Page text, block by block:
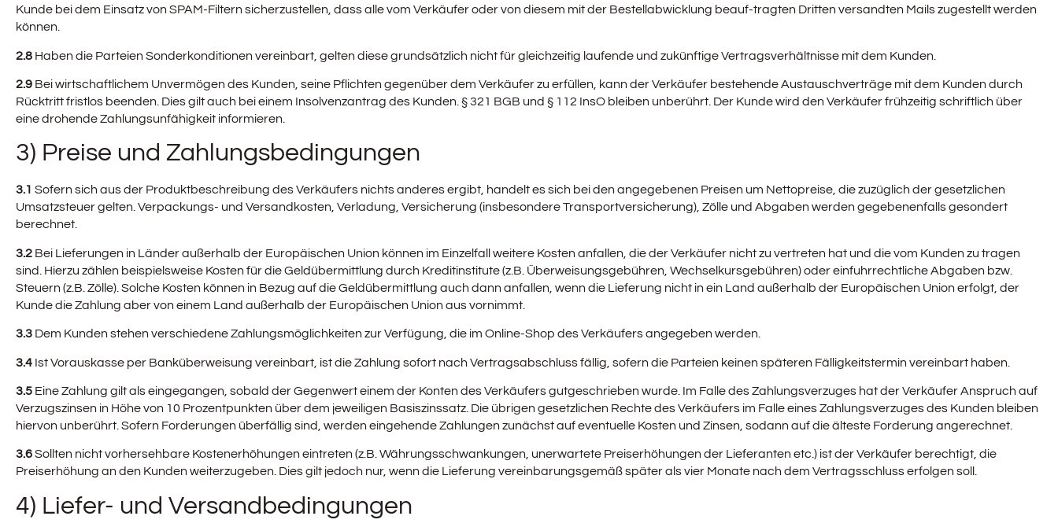
Kunde bei dem Einsatz von SPAM-Filtern sicherzustellen, dass alle vom Verkäufer oder von diesem mit der Bestellabwicklung beauf-tragten Dritten versandten Mails zugestellt werden
können.
2.8 Haben die Parteien Sonderkonditionen vereinbart, gelten diese grundsätzlich nicht für gleichzeitig laufende und zukünftige Vertragsverhältnisse mit dem Kunden.
2.9 Bei wirtschaftlichem Unvermögen des Kunden, seine Pflichten gegenüber dem Verkäufer zu erfüllen, kann der Verkäufer bestehende Austauschverträge mit dem Kunden durch
Rücktritt fristlos beenden. Dies gilt auch bei einem Insolvenzantrag des Kunden. § 321 BGB und § 112 InsO bleiben unberührt. Der Kunde wird den Verkäufer frühzeitig schriftlich über
eine drohende Zahlungsunfähigkeit informieren.
3) Preise und Zahlungsbedingungen
3.1 Sofern sich aus der Produktbeschreibung des Verkäufers nichts anderes ergibt, handelt es sich bei den angegebenen Preisen um Nettopreise, die zuzüglich der gesetzlichen
Umsatzsteuer gelten. Verpackungs- und Versandkosten, Verladung, Versicherung (insbesondere Transportversicherung), Zölle und Abgaben werden gegebenenfalls gesondert
berechnet.
3.2 Bei Lieferungen in Länder außerhalb der Europäischen Union können im Einzelfall weitere Kosten anfallen, die der Verkäufer nicht zu vertreten hat und die vom Kunden zu tragen
sind. Hierzu zählen beispielsweise Kosten für die Geldübermittlung durch Kreditinstitute (z.B. Überweisungsgebühren, Wechselkursgebühren) oder einfuhrrechtliche Abgaben bzw.
Steuern (z.B. Zölle). Solche Kosten können in Bezug auf die Geldübermittlung auch dann anfallen, wenn die Lieferung nicht in ein Land außerhalb der Europäischen Union erfolgt, der
Kunde die Zahlung aber von einem Land außerhalb der Europäischen Union aus vornimmt.
3.3 Dem Kunden stehen verschiedene Zahlungsmöglichkeiten zur Verfügung, die im Online-Shop des Verkäufers angegeben werden.
3.4 Ist Vorauskasse per Banküberweisung vereinbart, ist die Zahlung sofort nach Vertragsabschluss fällig, sofern die Parteien keinen späteren Fälligkeitstermin vereinbart haben.
3.5 Eine Zahlung gilt als eingegangen, sobald der Gegenwert einem der Konten des Verkäufers gutgeschrieben wurde. Im Falle des Zahlungsverzuges hat der Verkäufer Anspruch auf
Verzugszinsen in Höhe von 10 Prozentpunkten über dem jeweiligen Basiszinssatz. Die übrigen gesetzlichen Rechte des Verkäufers im Falle eines Zahlungsverzuges des Kunden bleiben
hiervon unberührt. Sofern Forderungen überfällig sind, werden eingehende Zahlungen zunächst auf eventuelle Kosten und Zinsen, sodann auf die älteste Forderung angerechnet.
3.6Sollten nicht vorhersehbare Kostenerhöhungen eintreten (z.B. Währungsschwankungen, unerwartete Preiserhöhungen der Lieferanten etc.) ist der Verkäufer berechtigt, die
Preiserhöhung an den Kunden weiterzugeben. Dies gilt jedoch nur, wenn die Lieferung vereinbarungsgemäß später als vier Monate nach dem Vertragsschluss erfolgen soll.
4) Liefer- und Versandbedingungen